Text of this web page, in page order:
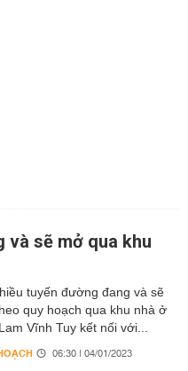
và sẽ mở qua khu
tuyến đường đang và sẽ
quy hoạch qua khu nhà ở
Vĩnh Tuy kết nối với...
06:30 | 04/01/2023